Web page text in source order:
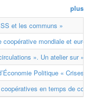
plus
et les communs »
coopérative mondiale et
». Un atelier sur «
Politique « Crises
en temps de